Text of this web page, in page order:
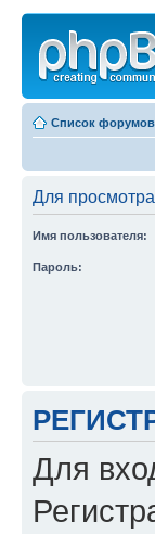
Список форумов
Для
Имя пользователя:
Пароль:
Для